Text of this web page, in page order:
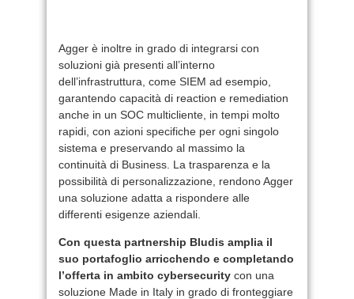
Agger è inoltre in grado di integrarsi con
soluzioni già presenti all’interno
dell’infrastruttura, come SIEM ad esempio,
garantendo capacità di reaction e remediation
anche in un SOC multicliente, in tempi molto
rapidi, con azioni specifiche per ogni singolo
sistema e preservando al massimo la
continuità di Business. La trasparenza e la
possibilità di personalizzazione, rendono Agger
una soluzione adatta a rispondere alle
differenti esigenze aziendali.
Con questa partnership Bludis amplia il
suo portafoglio arricchendo e completando
l’offerta in ambito cybersecurity con una
soluzione Made in Italy in grado di fronteggiare